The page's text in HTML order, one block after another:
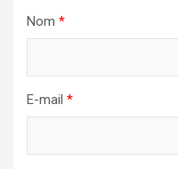
Nom *
E-mail *